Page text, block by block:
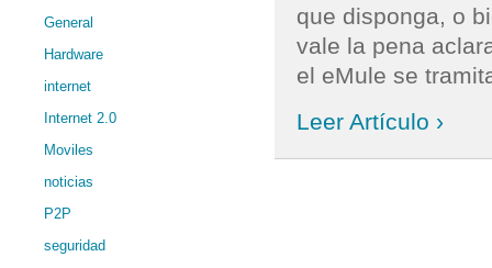
General
Hardware
internet
Internet 2.0
Moviles
noticias
P2P
seguridad
que disponga, o
vale la pena
el eMule se
Leer Artículo ›